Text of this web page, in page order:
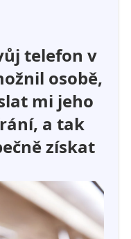
telefon v
osobě,
mi jeho
a tak
získat